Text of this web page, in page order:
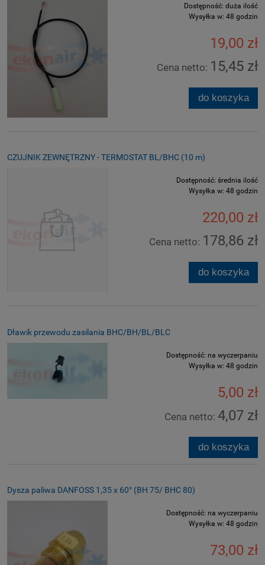
Dostępność: duża ilość
Wysyłka w: 48 godzin
19,00 zł
Cena netto: 15,45 zł
do koszyka
CZUJNIK ZEWNĘTRZNY - TERMOSTAT BL/BHC (10 m)
Dostępność: średnia ilość
Wysyłka w: 48 godzin
220,00 zł
Cena netto: 178,86 zł
do koszyka
Dławik przewodu zasilania BHC/BH/BL/BLC
Dostępność: na wyczerpaniu
Wysyłka w: 48 godzin
5,00 zł
Cena netto: 4,07 zł
do koszyka
Dysza paliwa DANFOSS 1,35 x 60° (BH 75/ BHC 80)
Dostępność: na wyczerpaniu
Wysyłka w: 48 godzin
73,00 zł